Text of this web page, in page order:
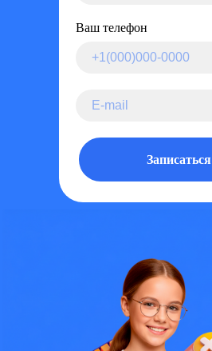
Ваш телефон
Записаться